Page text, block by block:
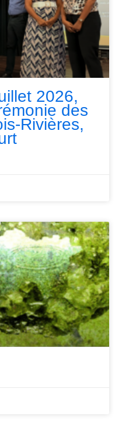
2026,
des
Rivières,